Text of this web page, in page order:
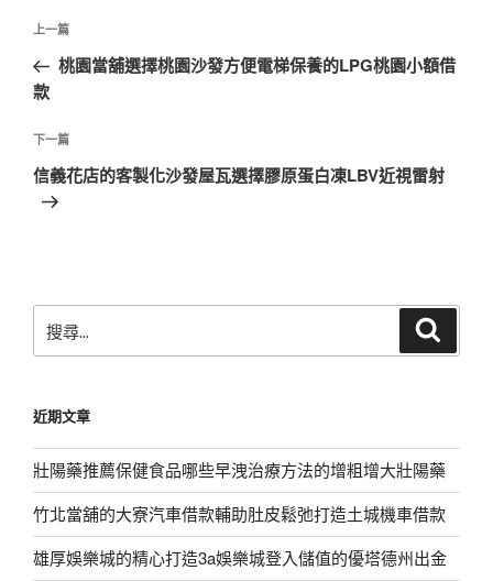
文
導
覽
上
一
篇
章
上一篇
桃園當舖選擇桃園沙發方便電梯保養的LPG桃園小額借
款
下
一
篇
下一篇
信義花店的客製化沙發屋瓦選擇膠原蛋白凍LBV近視雷射
尋
字:
近期文章
壯陽藥推薦保健食品哪些早洩治療方法的增粗增大壯陽藥
竹北當舖的大寮汽車借款輔助肚皮鬆弛打造土城機車借款
雄厚娛樂城的精心打造3a娛樂城登入儲值的優塔德州出金